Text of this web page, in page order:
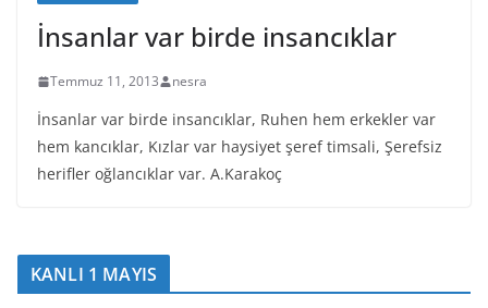
İnsanlar var birde insancıklar
Temmuz 11, 2013 nesra
İnsanlar var birde insancıklar, Ruhen hem erkekler var
hem kancıklar, Kızlar var haysiyet şeref timsali, Şerefsiz
herifler oğlancıklar var. A.Karakoç
KANLI 1 MAYIS